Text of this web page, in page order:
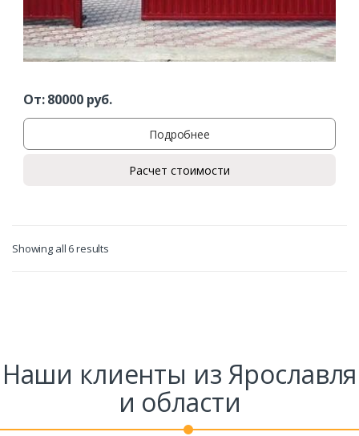
От:80000руб.
Подробнее
Расчет стоимости
Showing all 6 results
Наши клиенты из Ярославля
и области